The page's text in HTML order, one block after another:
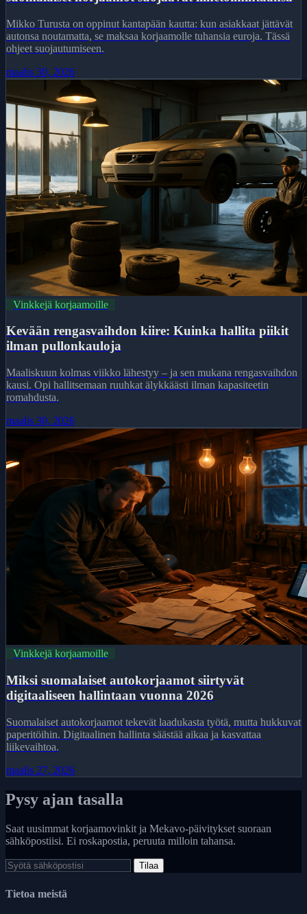
Mikko Turusta on oppinut kantapään kautta: kun asiakkaat jättävät
autonsa noutamatta, se maksaa korjaamolle tuhansia euroja. Tässä
ohjeet suojautumiseen.
maalis 30, 2026
Vinkkejä korjaamoille
Kevään rengasvaihdon kiire: Kuinka hallita piikit
ilman pullonkauloja
Maaliskuun kolmas viikko lähestyy – ja sen mukana rengasvaihdon
kausi. Opi hallitsemaan ruuhkat älykkäästi ilman kapasiteetin
romahdusta.
maalis 30, 2026
Vinkkejä korjaamoille
Miksi suomalaiset autokorjaamot siirtyvät
digitaaliseen hallintaan vuonna 2026
Suomalaiset autokorjaamot tekevät laadukasta työtä, mutta hukkuvat
paperitöihin. Digitaalinen hallinta säästää aikaa ja kasvattaa
liikevaihtoa.
maalis 27, 2026
Pysy ajan tasalla
Saat uusimmat korjaamovinkit ja Mekavo-päivitykset suoraan
sähköpostiisi. Ei roskapostia, peruuta milloin tahansa.
Tilaa
Tietoa meistä